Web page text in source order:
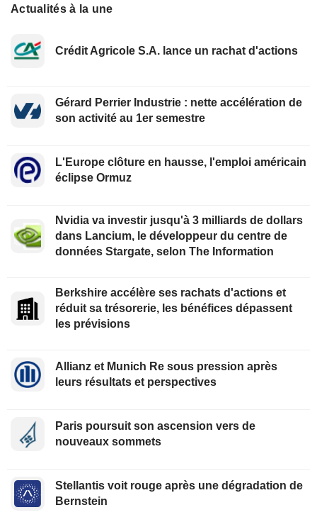
Actualités à la une
Crédit Agricole S.A. lance un rachat d'actions
Gérard Perrier Industrie : nette accélération de
son activité au 1er semestre
L'Europe clôture en hausse, l'emploi américain
éclipse Ormuz
Nvidia va investir jusqu'à 3 milliards de dollars
dans Lancium, le développeur du centre de
données Stargate, selon The Information
Berkshire accélère ses rachats d'actions et
réduit sa trésorerie, les bénéfices dépassent
les prévisions
Allianz et Munich Re sous pression après
leurs résultats et perspectives
Paris poursuit son ascension vers de
nouveaux sommets
Stellantis voit rouge après une dégradation de
Bernstein